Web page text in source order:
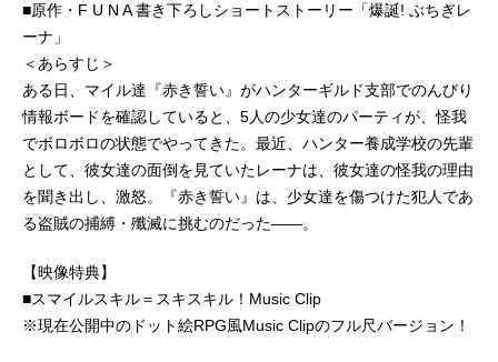
■原作・F U N A 書き下ろしショートストーリー「爆誕! ぶちぎレ
ーナ」
＜あらすじ＞
ある日、マイル達『赤き誓い』がハンターギルド支部でのんびり
情報ボードを確認していると、5人の少女達のパーティが、怪我
でボロボロの状態でやってきた。最近、ハンター養成学校の先輩
として、彼女達の面倒を見ていたレーナは、彼女達の怪我の理由
を聞き出し、激怒。『赤き誓い』は、少女達を傷つけた犯人であ
る盗賊の捕縛・殲滅に挑むのだった――。
【映像特典】
■スマイルスキル＝スキスキル！Music Clip
※現在公開中のドット絵RPG風Music Clipのフル尺バージョン！